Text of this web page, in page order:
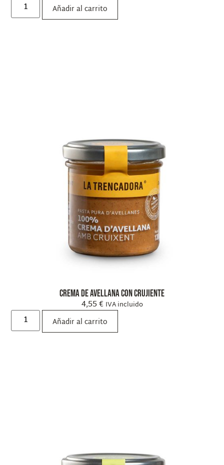
Añadir al carrito
Crema de avellana con crujiente
4,55€ IVA incluido
Añadir al carrito